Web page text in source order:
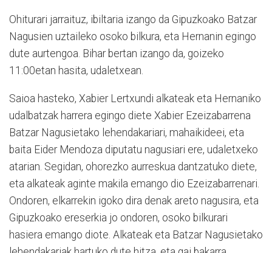
Ohiturari jarraituz, ibiltaria izan­go da Gipuzkoako Batzar
Nagusien uztaileko osoko bilkura, eta Hernanin egingo
dute aurtengoa. Bihar bertan izango da, goizeko
11:00etan hasita, udaletxean.
Saioa hasteko, Xabier Lertxundi alkateak eta Hernaniko
udalbatzak harrera egingo diete Xabier Ezeizabarrena
Batzar Nagusietako lehendakariari, ma­haikideei, eta
baita Eider Men­doza diputatu nagusiari ere, udale­txeko
atarian. Segidan, ohorezko aurreskua dantzatuko diete,
eta alkateak aginte makila emango dio Ezeizabarrenari.
Ondoren, elkarrekin igoko dira denak areto nagusira, eta
Gipuzkoako ereserkia jo ondoren, osoko bilkurari
hasiera emango diote. Alkateak eta Batzar Nagusietako